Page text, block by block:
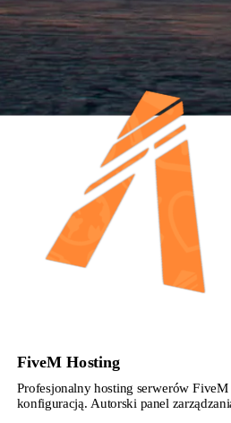
FiveM Hosting
Profesjonalny hosting serwerów FiveM
konfiguracją. Autorski panel